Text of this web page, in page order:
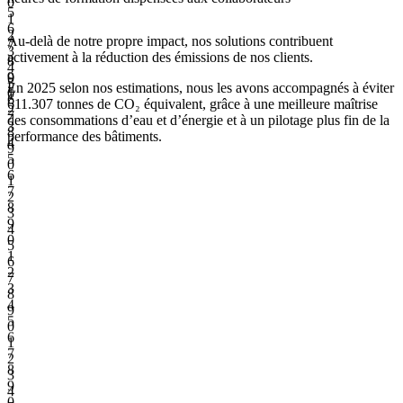
Au-delà de notre propre impact, nos solutions contribuent
activement à la réduction des émissions de nos clients.
En 2025 selon nos estimations, nous les avons accompagnés à éviter
611.307 tonnes de CO₂ équivalent, grâce à une meilleure maîtrise
des consommations d’eau et d’énergie et à un pilotage plus fin de la
performance des bâtiments.
5
6
7
8
9
0
1
2
3
4
5
6
7
8
9
0
1
2
3
4
5
6
7
8
9
0
1
2
3
4
0
1
2
3
4
5
6
7
8
9
0
1
2
3
4
5
6
7
8
9
0